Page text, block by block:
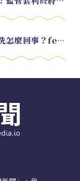
EP.213 川普大攪局：袋鼠市上沖下洗怎麼回事？feat. Alvin